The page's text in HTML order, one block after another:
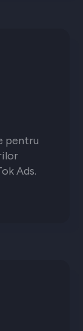
pentru
Ads.